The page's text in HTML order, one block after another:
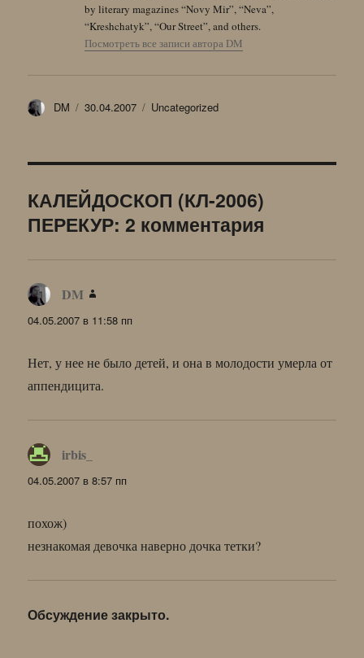
by literary magazines “Novy Mir”, “Neva”,
“Kreshchatyk”, “Our Street”, and others.
Посмотреть все записи автора DM
Автор
DM Опубликовано
30.04.2007 Рубрики
Uncategorized
КАЛЕЙДОСКОП (КЛ-2006)
ПЕРЕКУР: 2 комментария
DM
04.05.2007 в 11:58 пп
Нет, у нее не было детей, и она в молодости умерла от
аппендицита.
irbis_
04.05.2007 в 8:57 пп
похож)
незнакомая девочка наверно дочка тетки?
Обсуждение закрыто.